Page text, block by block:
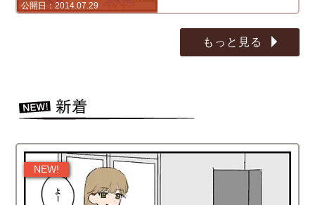
2014.07.29
もっと見る